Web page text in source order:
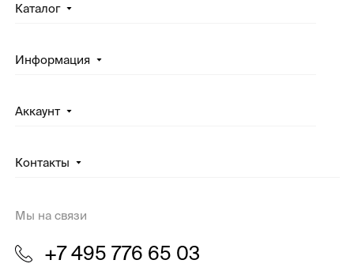
Каталог
Информация
Аккаунт
Контакты
Мы на связи
+7 495 776 65 03